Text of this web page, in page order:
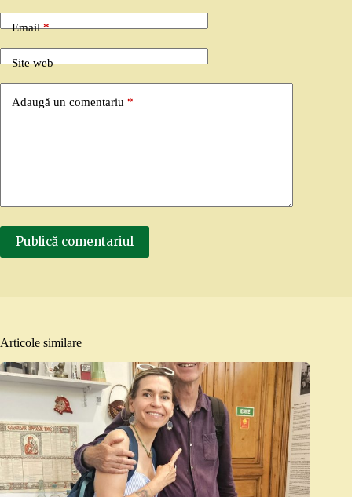
Email*
Site web
Adaugă un comentariu *
Publică comentariul
Articole similare